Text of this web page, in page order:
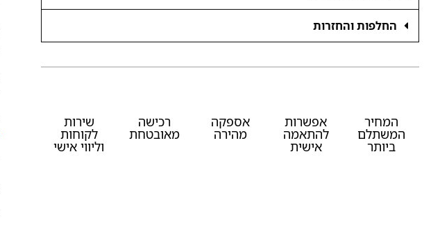
החלפות והחזרות
המחיר
המשתלם
ביותר
אפשרות
להתאמה
אישית
אספקה
מהירה
רכישה
מאובטחת
שירות
לקוחות
וליווי אישי